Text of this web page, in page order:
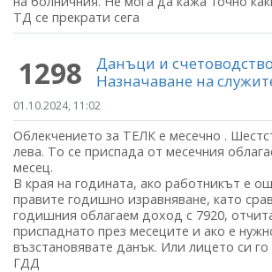
ТД се прекрати сега
1298 Данъци и счетоводство
Назначаване на
01.10.2024, 11:02
Облекчението за ТЕЛК е месечно .
лева. То се приспада от месечния
месец.
В края на годината, ако работникът е
правите годишно изравняване, като
годишния облагаем доход с 7920,
приспаднато през месеците и ако е
възстановявате данък. Или лицето си го
ГДД